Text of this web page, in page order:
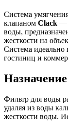
Система
клапаном Clack —
воды,
жесткости на
Система идеально
гостиниц и
Фильтр для воды
удаляя из воды
жесткости воды.